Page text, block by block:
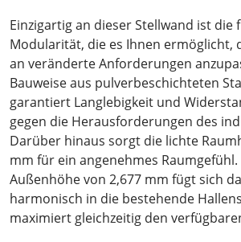
Einzigartig an dieser Stellwand ist die
Modularität, die es Ihnen ermöglicht,
an veränderte Anforderungen
Bauweise aus pulverbeschichteten
garantiert Langlebigkeit und
gegen die Herausforderungen des
Darüber hinaus sorgt die lichte
mm für ein angenehmes
Außenhöhe von 2,677 mm fügt sich
harmonisch in die bestehende
maximiert gleichzeitig den